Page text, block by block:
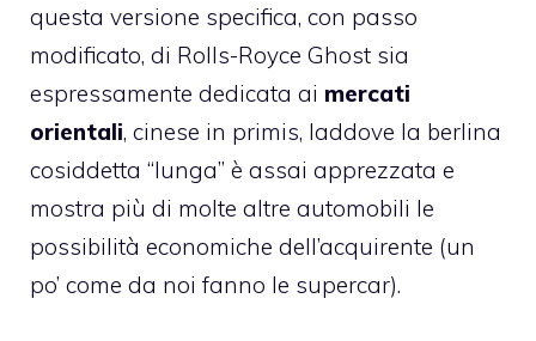
questa versione specifica, con passo
modificato, di Rolls-Royce Ghost sia
espressamente dedicata ai mercati
orientali, cinese in primis, laddove la berlina
cosiddetta “lunga” è assai apprezzata e
mostra più di molte altre automobili le
possibilità economiche dell’acquirente (un
po’ come da noi fanno le supercar).